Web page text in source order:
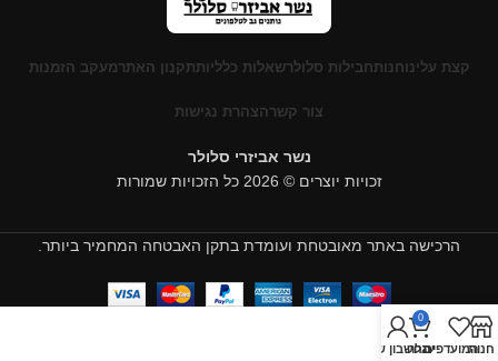
קצת עלינוחנותחבילות סלולרשאלות כלליותתקנון האתרמעקב הזמנות
צור קשרהצהרת נגישות
נשר אביזרי סלולר
זכויות יוצרים © 2026 כל הזכויות שמורות
הרכישה באתר מאובטחת ועומדת בתקן האבטחה המחמיר ביותר.
חנותהמועדפים
0
עגלה
החשבון שלי